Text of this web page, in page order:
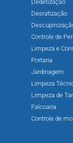
Dedetização
Desratização
Controle de
Limpeza e
Portaria
Jardinagem
Limpeza
Limpeza de
Falcoaria
Controle de